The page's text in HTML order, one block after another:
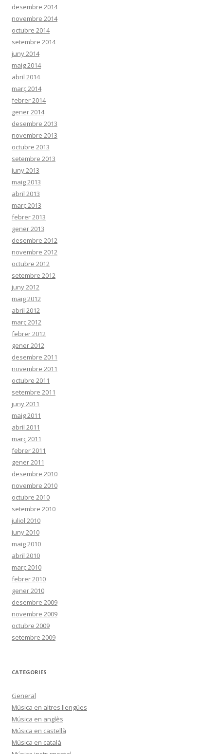
desembre 2014
novembre 2014
octubre 2014
setembre 2014
juny 2014
maig 2014
abril 2014
març 2014
febrer 2014
gener 2014
desembre 2013
novembre 2013
octubre 2013
setembre 2013
juny 2013
maig 2013
abril 2013
març 2013
febrer 2013
gener 2013
desembre 2012
novembre 2012
octubre 2012
setembre 2012
juny 2012
maig 2012
abril 2012
març 2012
febrer 2012
gener 2012
desembre 2011
novembre 2011
octubre 2011
setembre 2011
juny 2011
maig 2011
abril 2011
març 2011
febrer 2011
gener 2011
desembre 2010
novembre 2010
octubre 2010
setembre 2010
juliol 2010
juny 2010
maig 2010
abril 2010
març 2010
febrer 2010
gener 2010
desembre 2009
novembre 2009
octubre 2009
setembre 2009
CATEGORIES
General
Música en altres llengües
Música en anglès
Música en castellà
Música en català